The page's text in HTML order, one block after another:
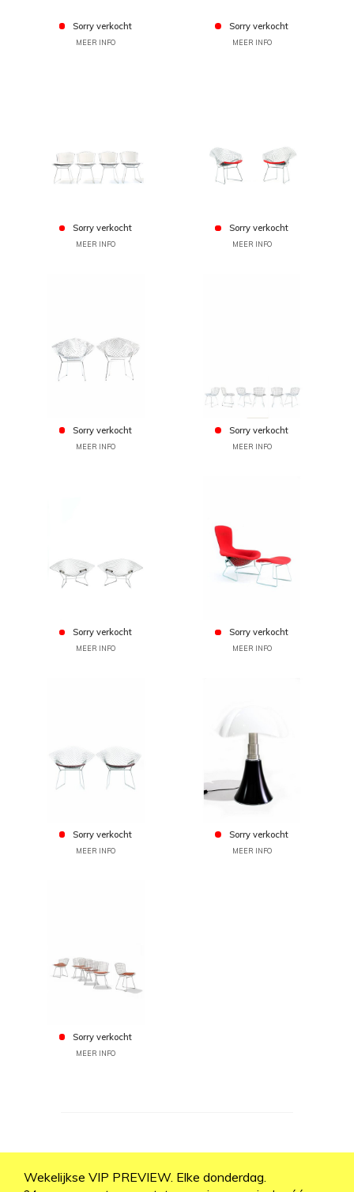
Sorry verkocht
MEER INFO
Sorry verkocht
MEER INFO
Sorry verkocht
MEER INFO
Sorry verkocht
MEER INFO
Sorry verkocht
MEER INFO
Sorry verkocht
MEER INFO
Sorry verkocht
MEER INFO
Sorry verkocht
MEER INFO
Sorry verkocht
MEER INFO
Sorry verkocht
MEER INFO
Sorry verkocht
MEER INFO
Wekelijkse VIP PREVIEW. Elke donderdag.